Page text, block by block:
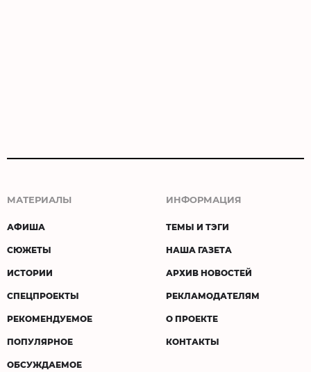
МАТЕРИАЛЫ
АФИША
СЮЖЕТЫ
ИСТОРИИ
СПЕЦПРОЕКТЫ
РЕКОМЕНДУЕМОЕ
ПОПУЛЯРНОЕ
ОБСУЖДАЕМОЕ
ИНФОРМАЦИЯ
ТЕМЫ И ТЭГИ
НАША ГАЗЕТА
АРХИВ НОВОСТЕЙ
РЕКЛАМОДАТЕЛЯМ
О ПРОЕКТЕ
КОНТАКТЫ